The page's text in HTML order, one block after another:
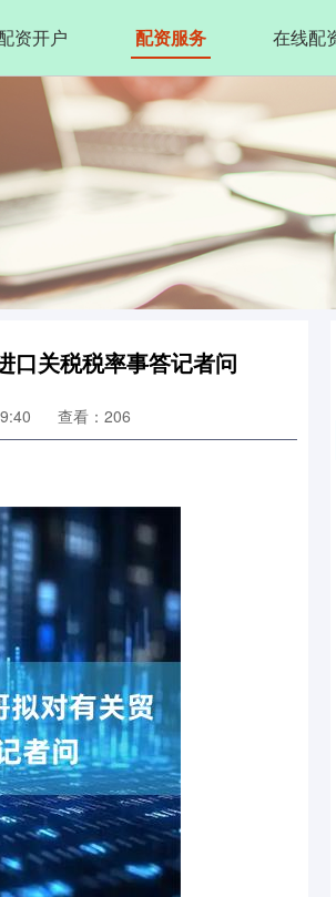
资开户 配资服务 在线配
口关税税率事答记者问
查看：206